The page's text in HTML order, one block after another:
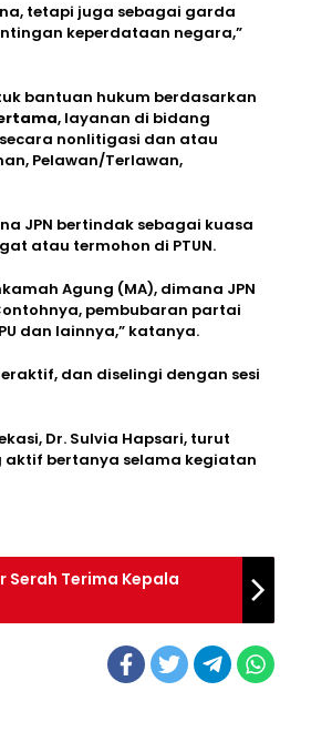
tetapi juga sebagai garda
keperdataan negara,”
bantuan hukum berdasarkan
, layanan di bidang
nonlitigasi dan atau
Pelawan/Terlawan,
JPN bertindak sebagai kuasa
atau termohon di PTUN.
Agung (MA), dimana JPN
pembubaran partai
dan lainnya,” katanya.
dan diselingi dengan sesi
Dr. Sulvia Hapsari, turut
aktif bertanya selama kegiatan
Serah Terima Kepala